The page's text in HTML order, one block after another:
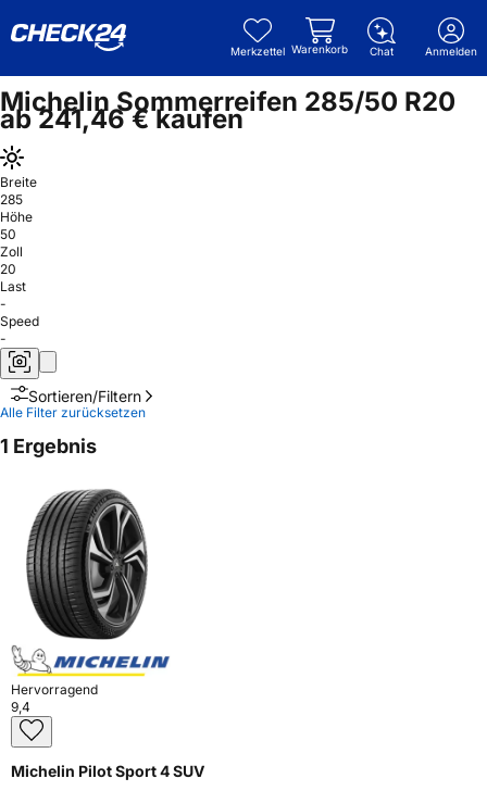
Merkzettel Warenkorb Chat Anmelden
Michelin Sommerreifen 285/50 R20
ab 241,46 € kaufen
Breite
285
Höhe
50
Zoll
20
Last
-
Speed
-
Sortieren/Filtern
Alle Filter zurücksetzen
1 Ergebnis
Hervorragend
9,4
Michelin Pilot Sport 4 SUV